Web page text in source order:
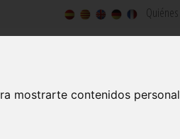
mostrarte contenidos